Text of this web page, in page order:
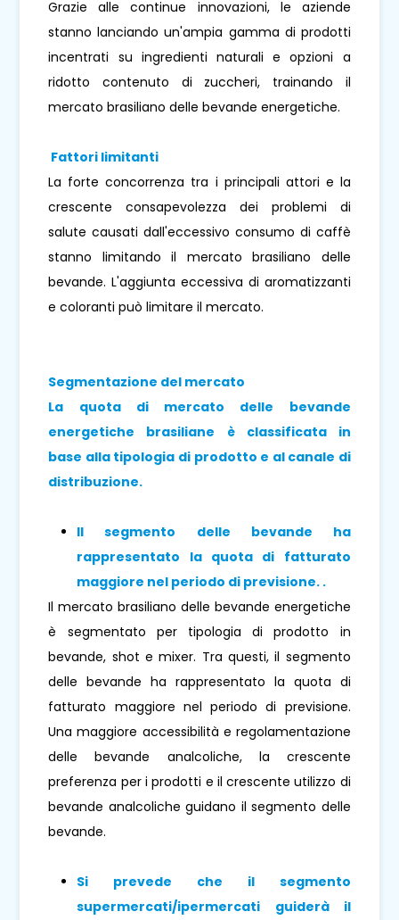
Grazie alle continue innovazioni, le aziende
stanno lanciando un'ampia gamma di prodotti
incentrati su ingredienti naturali e opzioni a
ridotto contenuto di zuccheri, trainando il
mercato brasiliano delle bevande energetiche.
Fattori limitanti
La forte concorrenza tra i principali attori e la
crescente consapevolezza dei problemi di
salute causati dall'eccessivo consumo di caffè
stanno limitando il mercato brasiliano delle
bevande. L'aggiunta eccessiva di aromatizzanti
e coloranti può limitare il mercato.
Segmentazione del mercato
La quota di mercato delle bevande
energetiche brasiliane è classificata in
base alla tipologia di prodotto e al canale di
distribuzione.
Il segmento delle bevande ha
rappresentato la quota di fatturato
maggiore nel periodo di previsione. .
Il mercato brasiliano delle bevande energetiche
è segmentato per tipologia di prodotto in
bevande, shot e mixer. Tra questi, il segmento
delle bevande ha rappresentato la quota di
fatturato maggiore nel periodo di previsione.
Una maggiore accessibilità e regolamentazione
delle bevande analcoliche, la crescente
preferenza per i prodotti e il crescente utilizzo di
bevande analcoliche guidano il segmento delle
bevande.
Si prevede che il segmento
supermercati/ipermercati guiderà il